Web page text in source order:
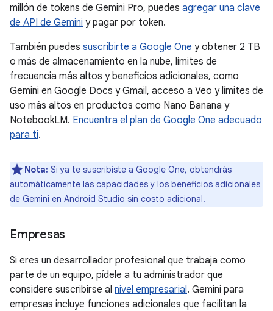
millón de tokens de Gemini Pro, puedes agregar una clave
de API de Gemini y pagar por token.
También puedes suscribirte a Google One y obtener 2 TB
o más de almacenamiento en la nube, límites de
frecuencia más altos y beneficios adicionales, como
Gemini en Google Docs y Gmail, acceso a Veo y límites de
uso más altos en productos como Nano Banana y
NotebookLM. Encuentra el plan de Google One adecuado
para ti.
Nota: Si ya te suscribiste a Google One, obtendrás
automáticamente las capacidades y los beneficios adicionales
de Gemini en Android Studio sin costo adicional.
Empresas
Si eres un desarrollador profesional que trabaja como
parte de un equipo, pídele a tu administrador que
considere suscribirse al nivel empresarial. Gemini para
empresas incluye funciones adicionales que facilitan la